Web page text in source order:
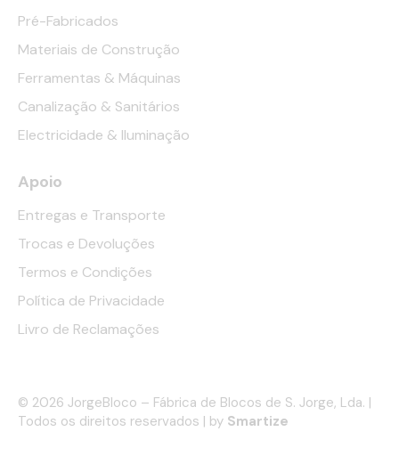
Pré-Fabricados
Materiais de Construção
Ferramentas & Máquinas
Canalização & Sanitários
Electricidade & Iluminação
Apoio
Entregas e Transporte
Trocas e Devoluções
Termos e Condições
Política de Privacidade
Livro de Reclamações
© 2026 JorgeBloco – Fábrica de Blocos de S. Jorge, Lda. |
Todos os direitos reservados | by Smartize